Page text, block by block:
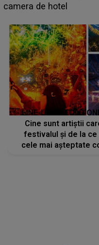
faptului împlinit, A
LINE-UP UNTOLD
Cine sunt artiștii
festivalul și de la ce
cele mai așteptate